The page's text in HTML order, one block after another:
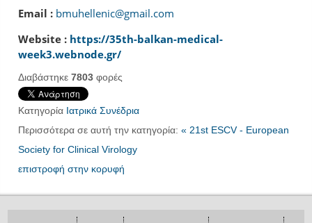
Email : bmuhellenic@gmail.com
Website : https://35th-balkan-medical-
week3.webnode.gr/
Διαβάστηκε7803 φορές
Κατηγορία Ιατρικά Συνέδρια
Περισσότερα σε αυτή την κατηγορία: « 21st ESCV - European
Society for Clinical Virology
επιστροφή στην κορυφή